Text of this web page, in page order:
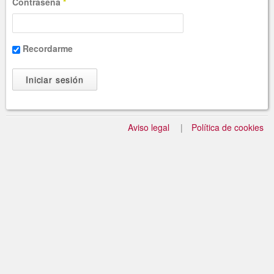
Recordarme
Aviso legal Política de cookies